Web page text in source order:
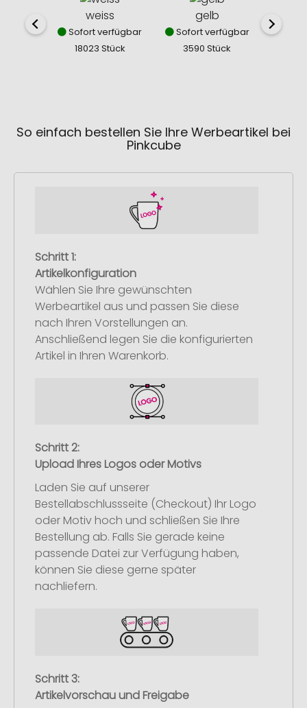
weiss
Sofort verfügbar
18023 Stück
gelb
Sofort verfügbar
3590 Stück
So einfach bestellen Sie Ihre Werbeartikel bei
Pinkcube
Schritt 1:
Artikelkonfiguration
Wählen Sie Ihre gewünschten
Werbeartikel aus und passen Sie diese
nach Ihren Vorstellungen an.
Anschließend legen Sie die konfigurierten
Artikel in Ihren Warenkorb.
Schritt 2:
Upload Ihres Logos oder Motivs
Laden Sie auf unserer
Bestellabschlussseite (Checkout) Ihr Logo
oder Motiv hoch und schließen Sie Ihre
Bestellung ab. Falls Sie gerade keine
passende Datei zur Verfügung haben,
können Sie diese gerne später
nachliefern.
Schritt 3:
Artikelvorschau und Freigabe